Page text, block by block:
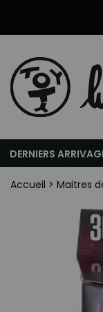
DERNIERS
Accueil > Maitres